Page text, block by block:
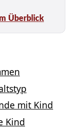
Überblick
mit Kind
Kind